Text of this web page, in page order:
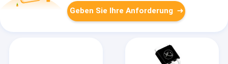
Geben Sie Ihre Anforderung